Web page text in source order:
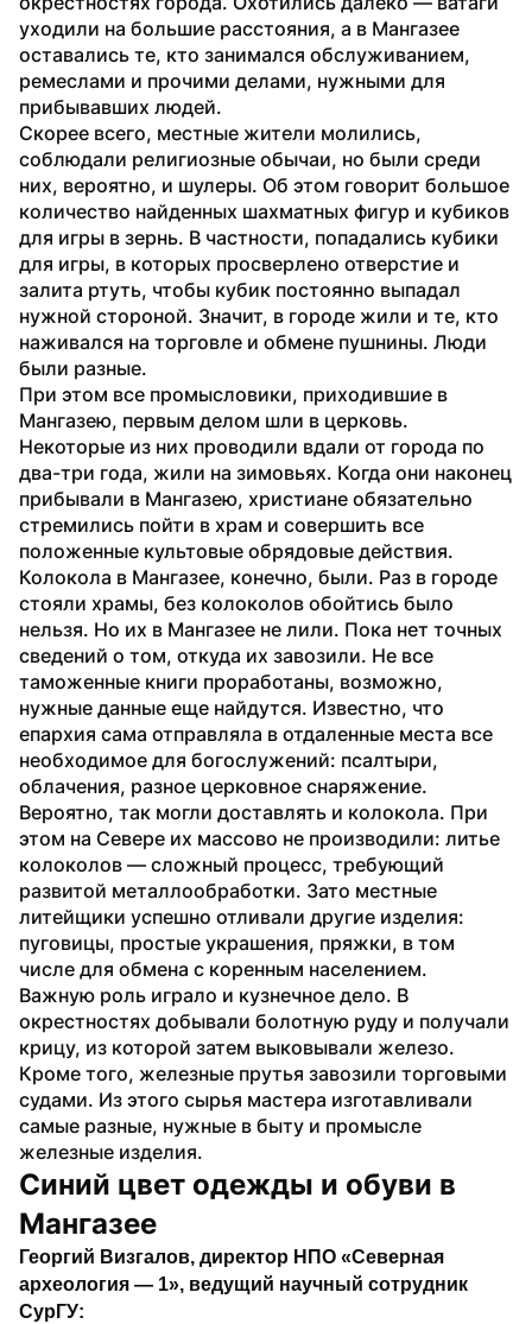
уходили на большие расстояния, а в Мангазее
оставались те, кто занимался обслуживанием,
ремеслами и прочими делами, нужными для
прибывавших людей.
Скорее всего, местные жители молились,
соблюдали религиозные обычаи, но были среди
них, вероятно, и шулеры. Об этом говорит большое
количество найденных шахматных фигур и кубиков
для игры в зернь. В частности, попадались кубики
для игры, в которых просверлено отверстие и
залита ртуть, чтобы кубик постоянно выпадал
нужной стороной. Значит, в городе жили и те, кто
наживался на торговле и обмене пушнины. Люди
были разные.
При этом все промысловики, приходившие в
Мангазею, первым делом шли в церковь.
Некоторые из них проводили вдали от города по
два-три года, жили на зимовьях. Когда они наконец
прибывали в Мангазею, христиане обязательно
стремились пойти в храм и совершить все
положенные культовые обрядовые действия.
Колокола в Мангазее, конечно, были. Раз в городе
стояли храмы, без колоколов обойтись было
нельзя. Но их в Мангазее не лили. Пока нет точных
сведений о том, откуда их завозили. Не все
таможенные книги проработаны, возможно,
нужные данные еще найдутся. Известно, что
епархия сама отправляла в отдаленные места все
необходимое для богослужений: псалтыри,
облачения, разное церковное снаряжение.
Вероятно, так могли доставлять и колокола. При
этом на Севере их массово не производили: литье
колоколов — сложный процесс, требующий
развитой металлообработки. Зато местные
литейщики успешно отливали другие изделия:
пуговицы, простые украшения, пряжки, в том
числе для обмена с коренным населением.
Важную роль играло и кузнечное дело. В
окрестностях добывали болотную руду и получали
крицу, из которой затем выковывали железо.
Кроме того, железные прутья завозили торговыми
судами. Из этого сырья мастера изготавливали
самые разные, нужные в быту и промысле
железные изделия.
Синий цвет одежды и обуви в
Мангазее
Георгий Визгалов, директор НПО «Северная
археология — 1», ведущий научный сотрудник
СурГУ: